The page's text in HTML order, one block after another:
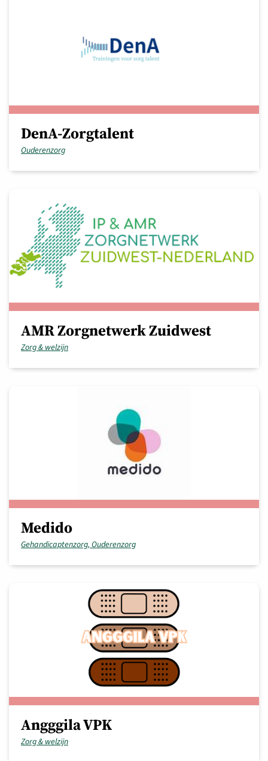
DenA-Zorgtalent
Ouderenzorg
AMR Zorgnetwerk Zuidwest
Zorg & welzijn
Medido
Gehandicaptenzorg, Ouderenzorg
Angggila VPK
Zorg & welzijn